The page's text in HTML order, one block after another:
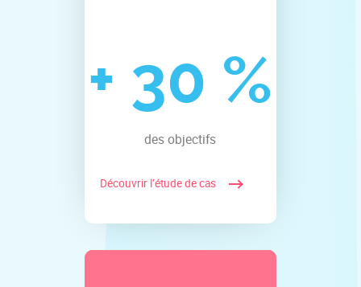
+ 30 %
des objectifs
Découvrir l’étude de cas